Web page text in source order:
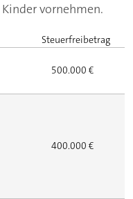
vornehmen.
Steuerfreibetrag
500.000 €
400.000 €